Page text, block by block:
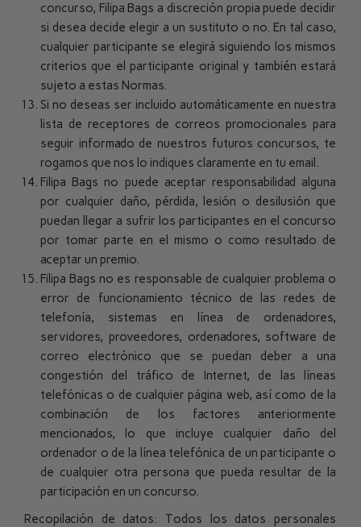
concurso, Filipa Bags a discreción propia puede decidir
si desea decide elegir a un sustituto o no. En tal caso,
cualquier participante se elegirá siguiendo los mismos
criterios que el participante original y también estará
sujeto a estas Normas.
Si no deseas ser incluido automáticamente en nuestra
lista de receptores de correos promocionales para
seguir informado de nuestros futuros concursos, te
rogamos que nos lo indiques claramente en tu email.
Filipa Bags no puede aceptar responsabilidad alguna
por cualquier daño, pérdida, lesión o desilusión que
puedan llegar a sufrir los participantes en el concurso
por tomar parte en el mismo o como resultado de
aceptar un premio.
Filipa Bags no es responsable de cualquier problema o
error de funcionamiento técnico de las redes de
telefonía, sistemas en línea de ordenadores,
servidores, proveedores, ordenadores, software de
correo electrónico que se puedan deber a una
congestión del tráfico de Internet, de las líneas
telefónicas o de cualquier página web, así como de la
combinación de los factores anteriormente
mencionados, lo que incluye cualquier daño del
ordenador o de la línea telefónica de un participante o
de cualquier otra persona que pueda resultar de la
participación en un concurso.
Recopilación de datos: Todos los datos personales